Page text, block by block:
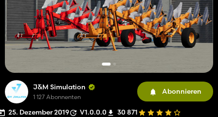
J&M Simulation
1 127 Abonnenten
Abonnieren
25. Dezember 2019 V1.0.0.0 30 871